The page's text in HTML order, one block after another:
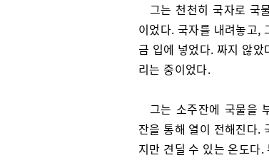
그는 천천히 국자로 국
이었다. 국자를 내려놓고,
금 입에 넣었다. 짜지 않
리는 중이었다.
그는 소주잔에 국물을
잔을 통해 열이 전해진다.
지만 견딜 수 있는 온도다